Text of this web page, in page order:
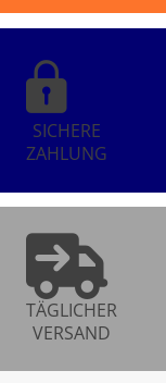
SICHERE
ZAHLUNG
TÄGLICHER
VERSAND